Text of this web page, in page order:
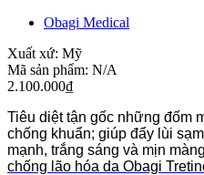
Obagi Medical
Xuất xứ: Mỹ
Mã sản phẩm: N/A
2.100.000₫
Tiêu diệt tận gốc những đốm
chống khuẩn; giúp đẩy lùi
mạnh, trắng sáng và mịn
chống lão hóa da Obagi